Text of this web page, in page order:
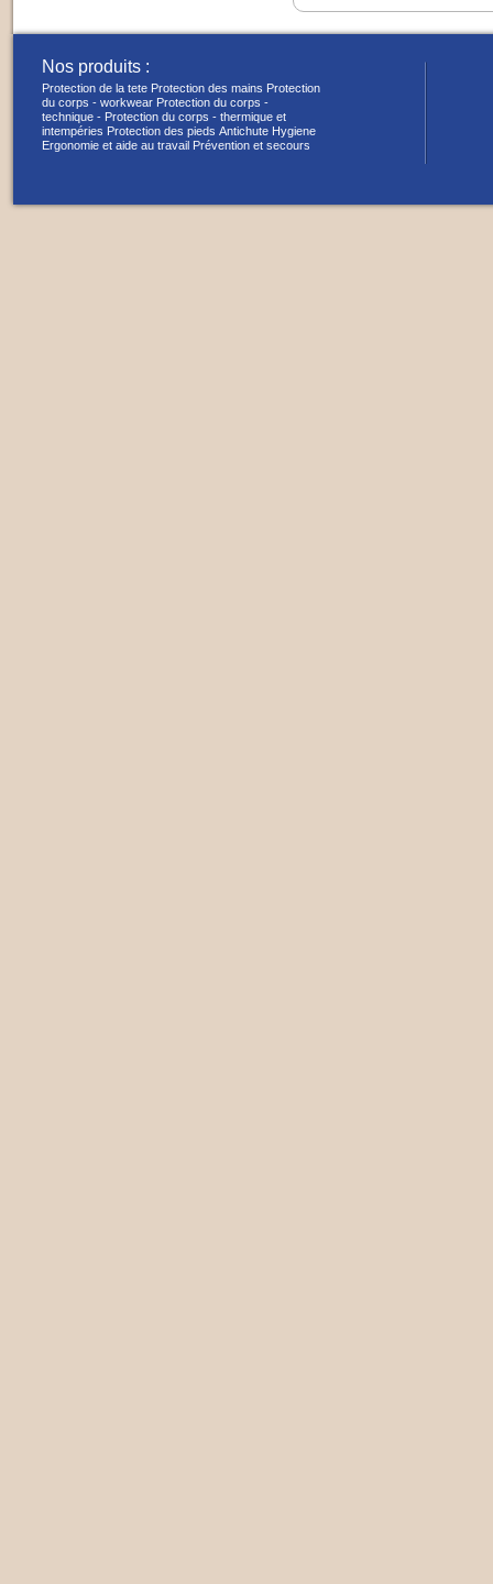
Nos produits :
Protection de la tete Protection des mains Protection
du corps - workwear Protection du corps -
technique - Protection du corps - thermique et
intempéries Protection des pieds Antichute Hygiene
Ergonomie et aide au travail Prévention et secours